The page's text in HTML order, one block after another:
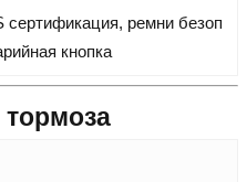
сертификация, ремни безоп
кнопка
тормоза